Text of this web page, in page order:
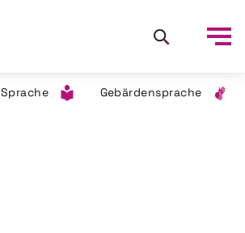
Gebärdensprache